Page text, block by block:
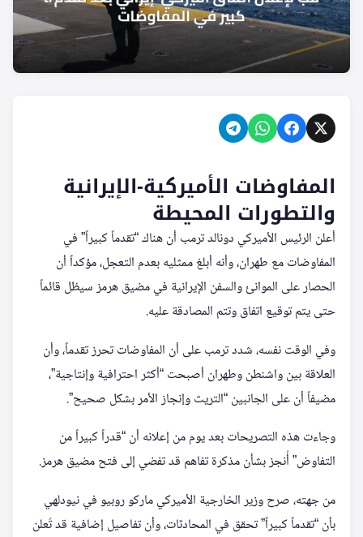
المفاوضات الأميركية-الإيرانية
والتطورات المحيطة
أعلن الرئيس الأميركي دونالد ترمب أن هناك “تقدماً كبيراً” في
المفاوضات مع طهران، وأنه أبلغ ممثليه بعدم التعجل، مؤكداً أن
الحصار على الموانئ والسفن الإيرانية في مضيق هرمز سيظل قائماً
حتى يتم توقيع اتفاق وتتم المصادقة عليه.
وفي الوقت نفسه، شدد ترمب على أن المفاوضات تحرز تقدماً، وأن
العلاقة بين واشنطن وطهران أصبحت “أكثر احترافية وإنتاجية”،
مضيفاً أن على الجانبين “التريث وإنجاز الأمر بشكل صحيح”.
وجاءت هذه التصريحات بعد يوم من إعلانه أن “قدراً كبيراً من
التفاوض” أُنجز بشأن مذكرة تفاهم قد تفضي إلى فتح مضيق هرمز.
من جهته، صرح وزير الخارجية الأميركي ماركو روبيو في نيودلهي
بأن “تقدماً كبيراً” تحقق في المحادثات، وأن تفاصيل إضافية قد تُعلن